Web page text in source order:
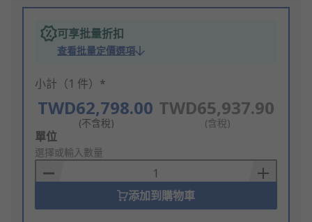
可享批量折扣
查看批量定價選項
小計（1 件）*
TWD62,798.00
(不含稅)
TWD65,937.90
(含稅)
Add
to
Basket
單位
選擇或輸入數量
添加到購物車